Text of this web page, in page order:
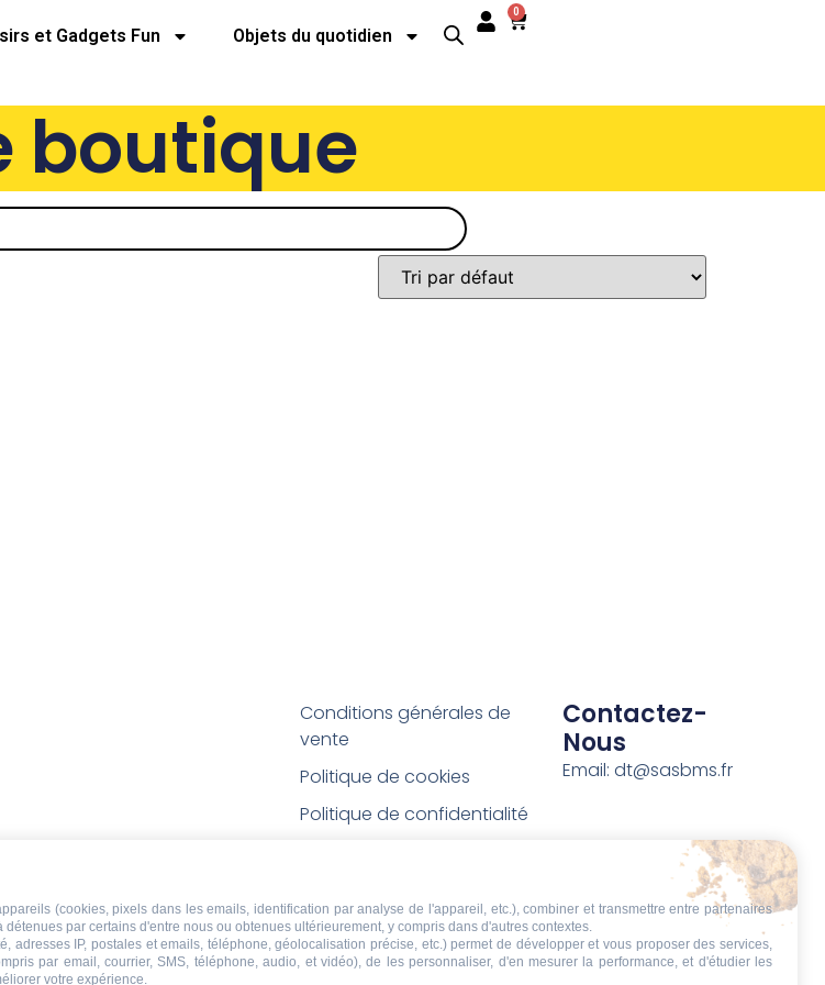
et Gadgets Fun Objets du quotidien
0
boutique
Conditions générales de
vente
Politique de cookies
Politique de confidentialité
remboursement
Droit de rétractation
Contactez-
Nous
Email: dt@sasbms.fr
(cookies, pixels dans les emails, identification par analyse de l'appareil, etc.), combiner et transmettre entre partenaires
par certains d'entre nous ou obtenues ultérieurement, y compris dans d'autres contextes.
IP, postales et emails, téléphone, géolocalisation précise, etc.) permet de développer et vous proposer des services,
par email, courrier, SMS, téléphone, audio, et vidéo), de les personnaliser, d'en mesurer la performance, et d'étudier les
votre expérience.